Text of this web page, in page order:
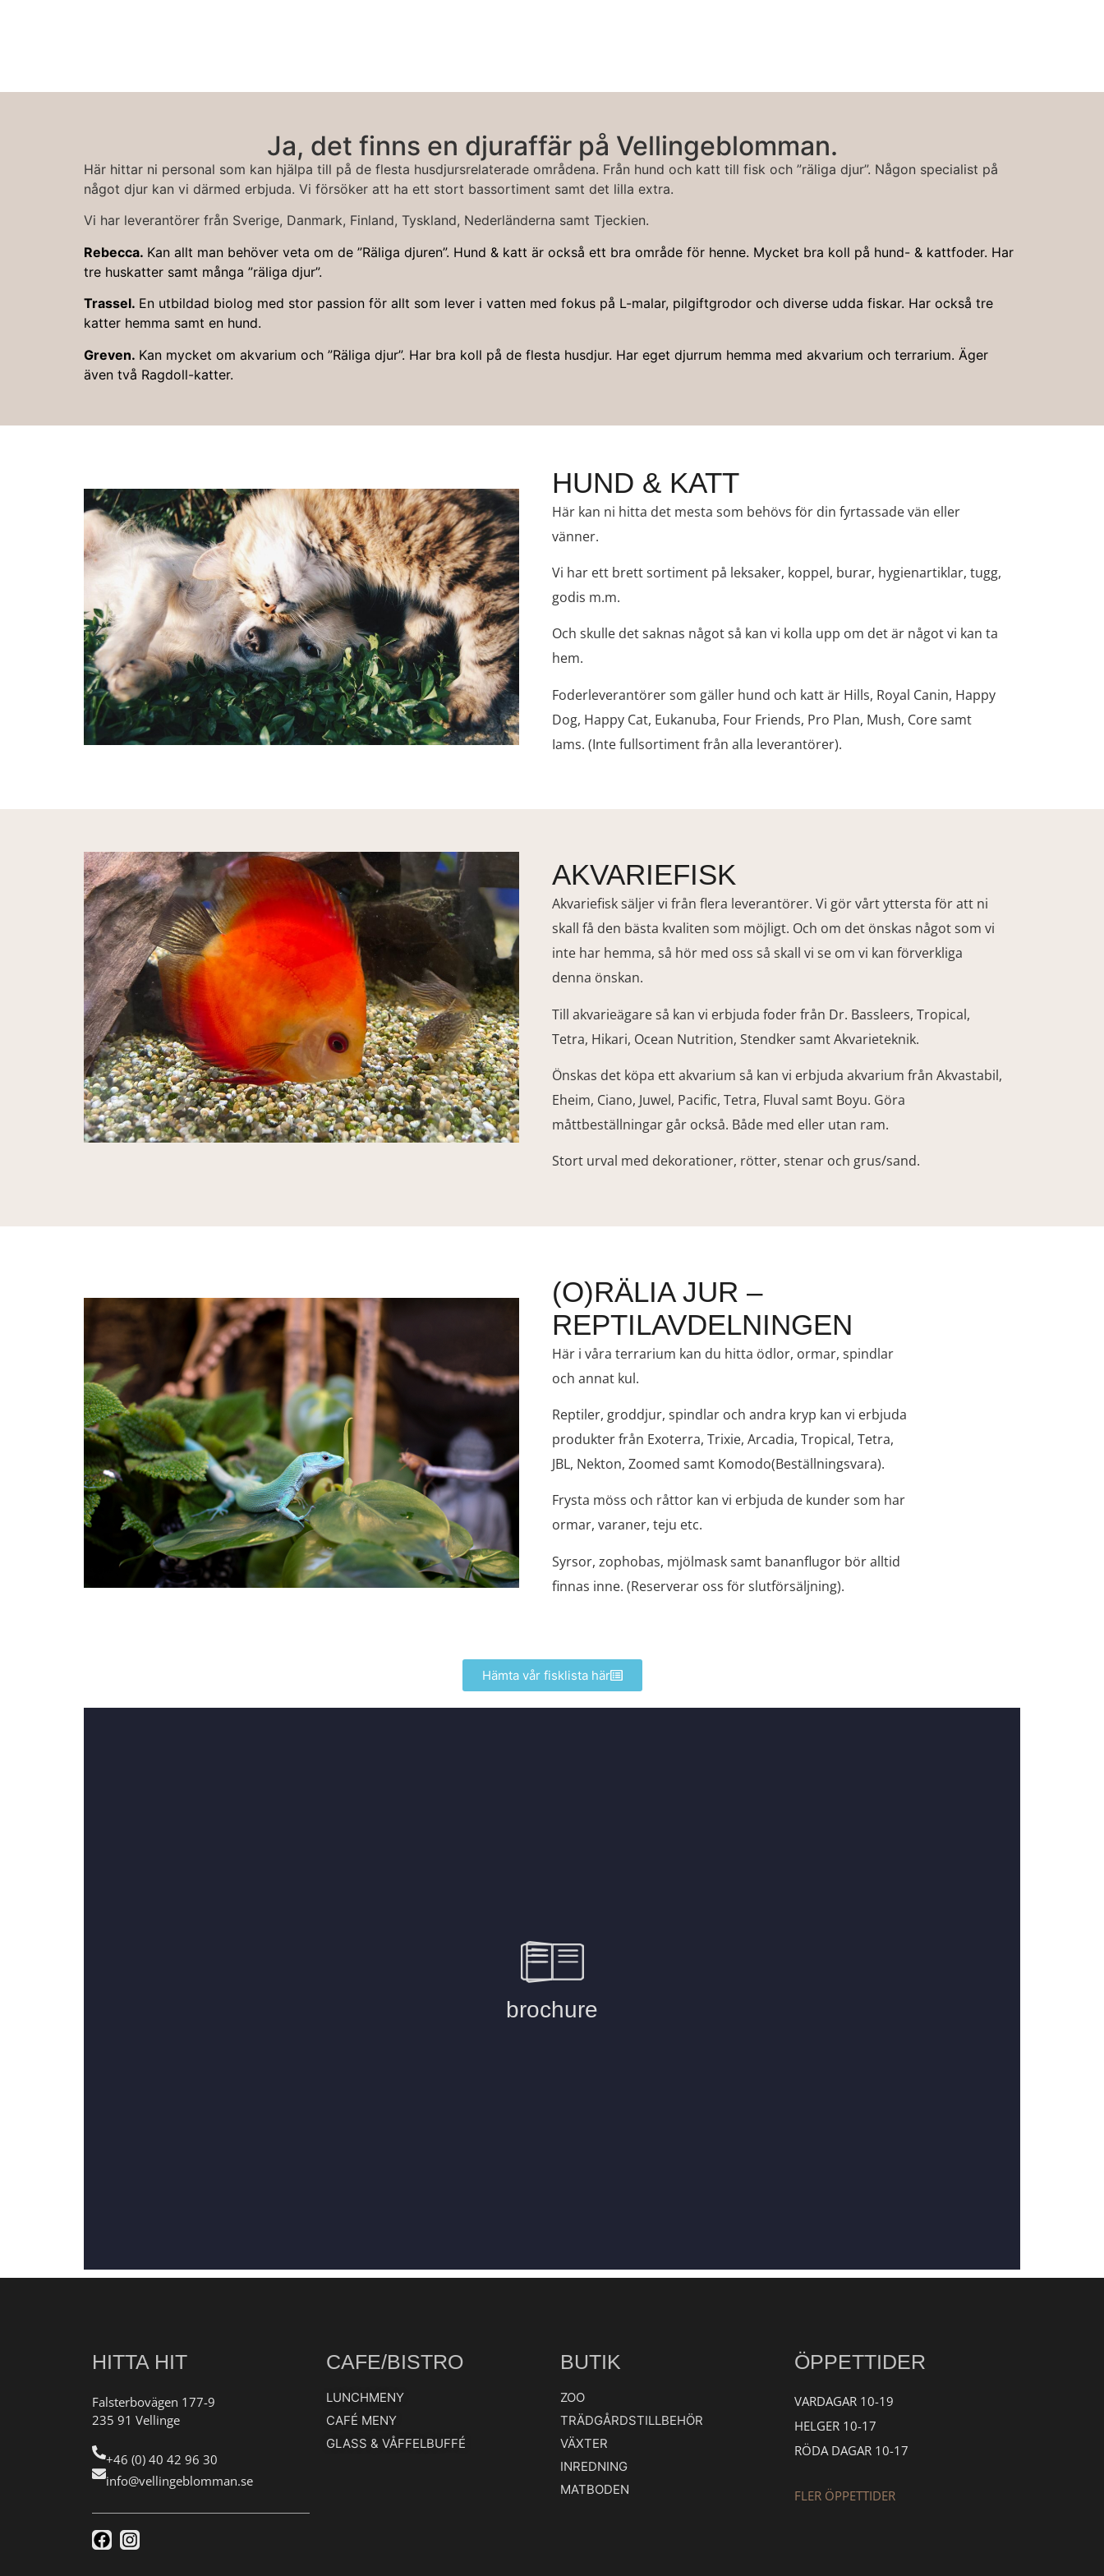
Ja, det finns en djuraffär på Vellingeblomman.
Här hittar ni personal som kan hjälpa till på de flesta husdjursrelaterade områdena. Från hund och katt till fisk och ”räliga djur”. Någon specialist på
något djur kan vi därmed erbjuda. Vi försöker att ha ett stort bassortiment samt det lilla extra.
Vi har leverantörer från Sverige, Danmark, Finland, Tyskland, Nederländerna samt Tjeckien.
Rebecca. Kan allt man behöver veta om de ”Räliga djuren”. Hund & katt är också ett bra område för henne. Mycket bra koll på hund- & kattfoder. Har
tre huskatter samt många ”räliga djur”.
Trassel. En utbildad biolog med stor passion för allt som lever i vatten med fokus på L-malar, pilgiftgrodor och diverse udda fiskar. Har också tre
katter hemma samt en hund.
Greven. Kan mycket om akvarium och ”Räliga djur”. Har bra koll på de flesta husdjur. Har eget djurrum hemma med akvarium och terrarium. Äger
även två Ragdoll-katter.
HUND & KATT
Här kan ni hitta det mesta som behövs för din fyrtassade vän eller
vänner.
Vi har ett brett sortiment på leksaker, koppel, burar, hygienartiklar, tugg,
godis m.m.
Och skulle det saknas något så kan vi kolla upp om det är något vi kan ta
hem.
Foderleverantörer som gäller hund och katt är Hills, Royal Canin, Happy
Dog, Happy Cat, Eukanuba, Four Friends, Pro Plan, Mush, Core samt
Iams. (Inte fullsortiment från alla leverantörer).
AKVARIEFISK
Akvariefisk säljer vi från flera leverantörer. Vi gör vårt yttersta för att ni
skall få den bästa kvaliten som möjligt. Och om det önskas något som vi
inte har hemma, så hör med oss så skall vi se om vi kan förverkliga
denna önskan.
Till akvarieägare så kan vi erbjuda foder från Dr. Bassleers, Tropical,
Tetra, Hikari, Ocean Nutrition, Stendker samt Akvarieteknik.
Önskas det köpa ett akvarium så kan vi erbjuda akvarium från Akvastabil,
Eheim, Ciano, Juwel, Pacific, Tetra, Fluval samt Boyu. Göra
måttbeställningar går också. Både med eller utan ram.
Stort urval med dekorationer, rötter, stenar och grus/sand.
(O)RÄLIA JUR –
REPTILAVDELNINGEN
Här i våra terrarium kan du hitta ödlor, ormar, spindlar
och annat kul.
Reptiler, groddjur, spindlar och andra kryp kan vi erbjuda
produkter från Exoterra, Trixie, Arcadia, Tropical, Tetra,
JBL, Nekton, Zoomed samt Komodo(Beställningsvara).
Frysta möss och råttor kan vi erbjuda de kunder som har
ormar, varaner, teju etc.
Syrsor, zophobas, mjölmask samt bananflugor bör alltid
finnas inne. (Reserverar oss för slutförsäljning).
Hämta vår fisklista här
HITTA HIT
Falsterbovägen 177-9
235 91 Vellinge
+46 (0) 40 42 96 30
info@vellingeblomman.se
CAFE/BISTRO
LUNCHMENY
CAFÉ MENY
GLASS & VÅFFELBUFFÉ
BUTIK
ZOO
TRÄDGÅRDSTILLBEHÖR
VÄXTER
INREDNING
MATBODEN
ÖPPETTIDER
VARDAGAR 10-19
HELGER 10-17
RÖDA DAGAR 10-17
FLER ÖPPETTIDER